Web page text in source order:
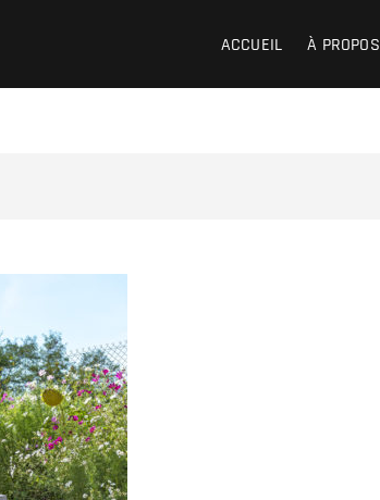
ACCUEIL À PROPOS